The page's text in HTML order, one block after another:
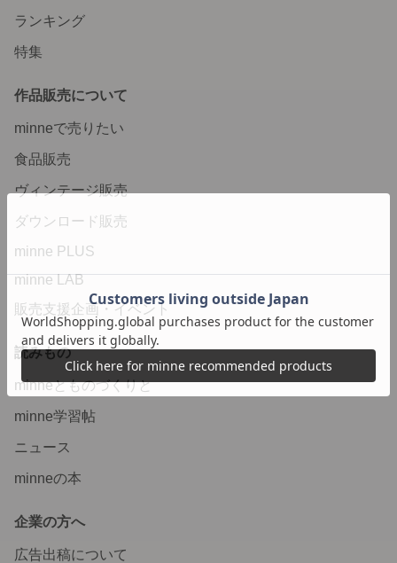
ランキング
特集
作品販売について
minneで売りたい
食品販売
ヴィンテージ販売
ダウンロード販売
minne PLUS
minne LAB
販売支援企画・イベント
読みもの
minneとものづくりと
minne学習帖
ニュース
minneの本
企業の方へ
広告出稿について